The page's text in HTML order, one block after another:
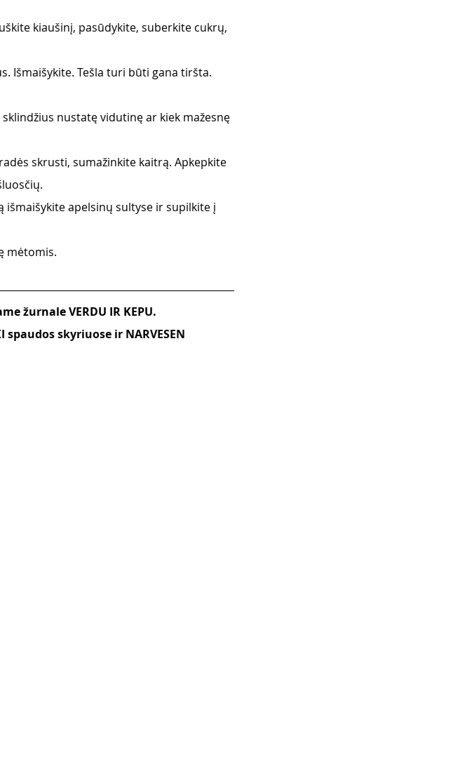
kiaušinį, pasūdykite, suberkite cukrų,
Išmaišykite. Tešla turi būti gana tiršta.
nustatę vidutinę ar kiek mažesnę
skrusti, sumažinkite kaitrą. Apkepkite
išmaišykite apelsinų sultyse ir supilkite į
mėtomis.
žurnale VERDU IR KEPU.
skyriuose ir NARVESEN